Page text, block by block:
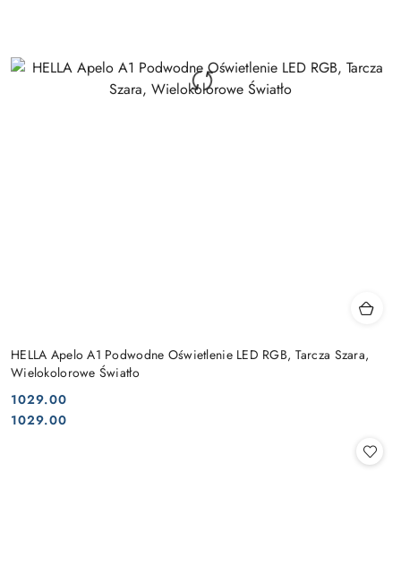
HELLA Apelo A1 Podwodne Oświetlenie LED RGB, Tarcza Szara,
Wielokolorowe Światło
Cena:
1029.00
Cena:
1029.00